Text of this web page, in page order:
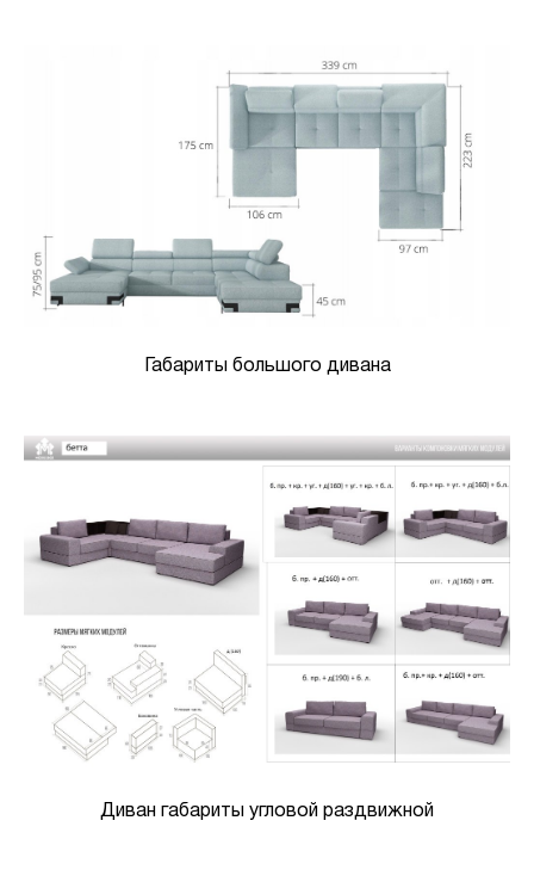
Габариты большого дивана
Диван габариты угловой раздвижной